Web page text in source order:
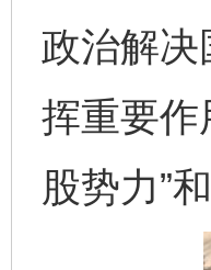
政治解
挥重要作
股势力”